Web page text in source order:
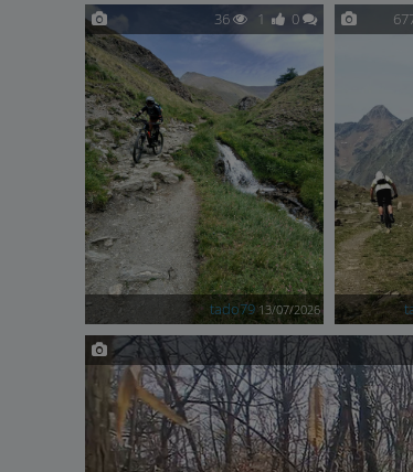
36 1 0
tado79 13/07/2026